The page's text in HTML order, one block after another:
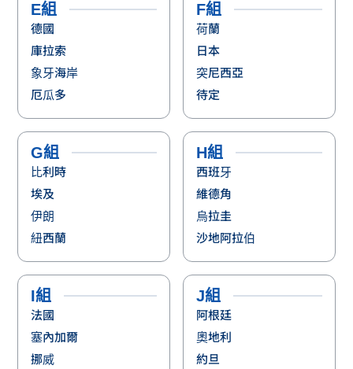
E組
德國
庫拉索
象牙海岸
厄瓜多
F組
荷蘭
日本
突尼西亞
待定
G組
比利時
埃及
伊朗
紐西蘭
H組
西班牙
維德角
烏拉圭
沙地阿拉伯
I組
法國
塞內加爾
挪威
J組
阿根廷
奧地利
約旦